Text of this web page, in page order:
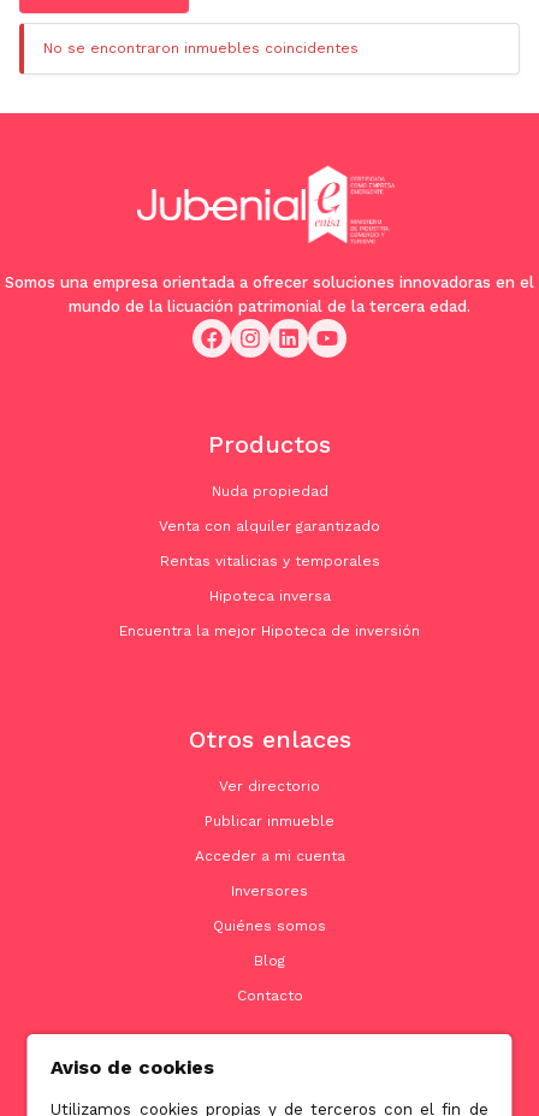
No se encontraron inmuebles coincidentes
Somos una empresa orientada a ofrecer soluciones innovadoras en el
mundo de la licuación patrimonial de la tercera edad.
Productos
Nuda propiedad
Venta con alquiler garantizado
Rentas vitalicias y temporales
Hipoteca inversa
Encuentra la mejor Hipoteca de inversión
Otros enlaces
Ver directorio
Publicar inmueble
Acceder a mi cuenta
Inversores
Quiénes somos
Blog
Contacto
Contacto
Aviso de cookies
Utilizamos cookies propias y de terceros con el fin de